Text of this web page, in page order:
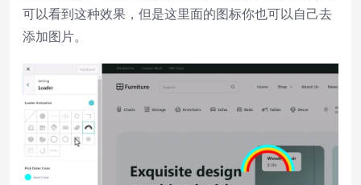
可以看到这种效果，但是这里面的图标你也可以自己去
添加图片。